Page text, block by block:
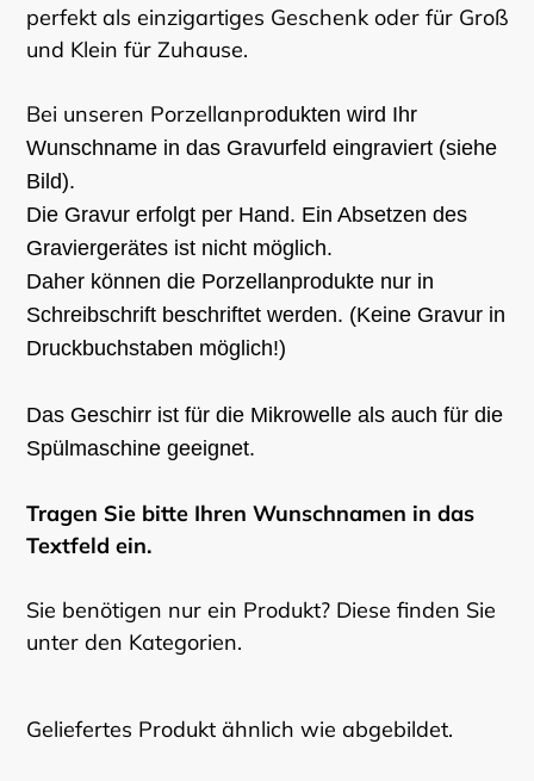
perfekt als einzigartiges Geschenk oder für Groß
und Klein für Zuhause.
Bei unseren Porzellanprodukten wird Ihr
Wunschname in das Gravurfeld eingraviert (siehe
Bild).
Die Gravur erfolgt per Hand. Ein Absetzen des
Graviergerätes ist nicht möglich.
Daher können die Porzellanprodukte nur in
Schreibschrift beschriftet werden. (Keine Gravur in
Druckbuchstaben möglich!)
Das Geschirr ist für die Mikrowelle als auch für die
Spülmaschine geeignet.
Tragen Sie bitte Ihren Wunschnamen in das
Textfeld ein.
Sie benötigen nur ein Produkt? Diese finden Sie
unter den Kategorien.
Geliefertes Produkt ähnlich wie abgebildet.